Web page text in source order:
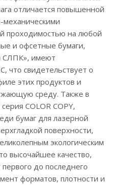
отличается повышенной
проходимостью на любой
и офсетные бумаги,
имеют
что свидетельствует о
этих продуктов и
среду. Также в
COLOR COPY,
бумаг для лазерной
поверхности,
экологическим
высочайшее качество,
до последнего
форматов, плотности и